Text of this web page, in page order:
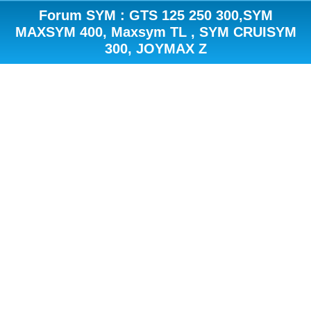
Forum SYM : GTS 125 250 300,SYM
MAXSYM 400, Maxsym TL , SYM CRUISYM
300, JOYMAX Z